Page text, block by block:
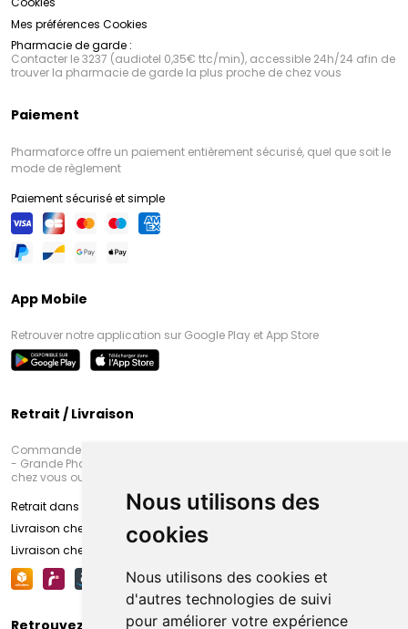
Nous utilisons des
cookies
Nous utilisons des cookies et
d'autres technologies de suivi
pour améliorer votre expérience
Mes préférences Cookies
Pharmacie de garde :
Contacter le 3237 (audiotel 0,35€ ttc/min), accessible 24h/24 afin de
trouver la pharmacie de garde la plus proche de chez vous
Paiement
Pharmaforce offre un paiement entièrement sécurisé, quel que soit le
mode de règlement
Paiement sécurisé et simple
App Mobile
Retrouver notre application sur Google Play et App Store
Retrait / Livraison
Commandez en ligne et venez chercher votre commande à Amiens
- Grande Pharmacie d’Amiens (Fachon) ou recevez-là rapidement
chez vous ou en point retrait
Retrait dans la pharmacie d’Amiens
Livraison chez vous
Livraison chez votre commerçant
Retrouvez-nous sur vos réseaux sociaux